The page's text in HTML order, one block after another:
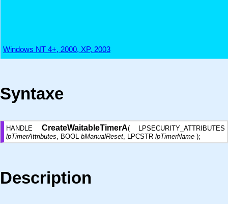
Windows NT 4+, 2000, XP, 2003
Syntaxe
HANDLE CreateWaitableTimerA( LPSECURITY_ATTRIBUTES
lpTimerAttributes, BOOL bManualReset, LPCSTR lpTimerName );
Description